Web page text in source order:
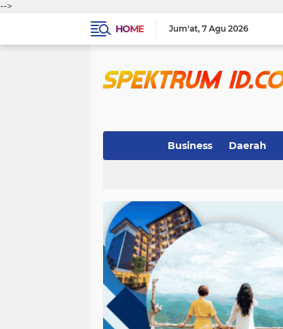
-->
HOME
Jum'at 7 Agu 2026
Business Daerah